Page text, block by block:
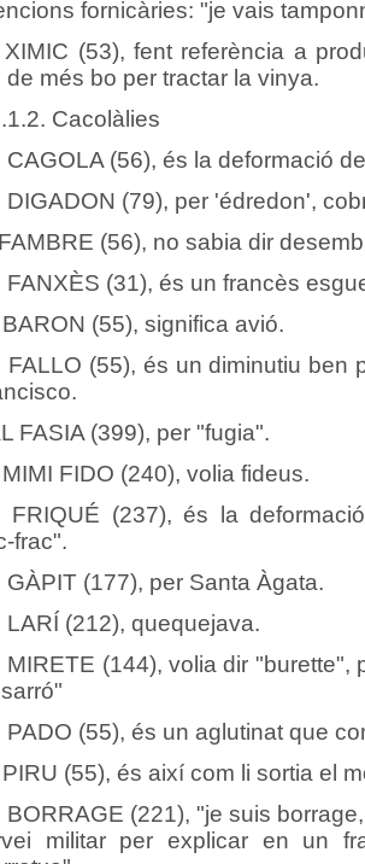
fornicàries: "je vais
XIMIC (53), fent referència a
de més bo per tractar la vinya.
Cacolàlies
CAGOLA (56), és la deformació
DIGADON (79), per 'édredon',
(56), no sabia dir
FANXÈS (31), és un francès
(55), significa avió.
FALLO (55), és un diminutiu ben
FASIA (399), per "fugia".
FIDO (240), volia fideus.
FRIQUÉ (237), és la
frac".
GÀPIT (177), per Santa Àgata.
LARÍ (212), quequejava.
MIRETE (144), volia dir
PADO (55), és un aglutinat que
(55), és així com li sortia el
BORRAGE (221), "je suis
militar per explicar en un